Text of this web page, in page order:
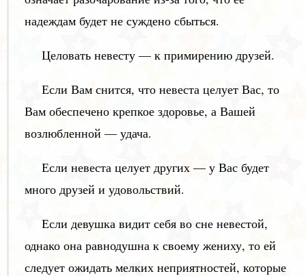
надеждам будет не суждено сбыться.
Целовать невесту — к примирению друзей.
Если Вам снится, что невеста целует Вас, то
Вам обеспечено крепкое здоровье, а Вашей
возлюбленной — удача.
Если невеста целует других — у Вас будет
много друзей и удовольствий.
Если девушка видит себя во сне невестой,
однако она равнодушна к своему жениху, то ей
следует ожидать мелких неприятностей, которые